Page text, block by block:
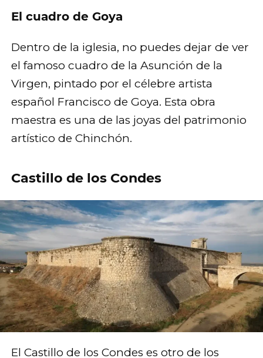
El cuadro de Goya
Dentro de la iglesia, no puedes dejar de ver
el famoso cuadro de la Asunción de la
Virgen, pintado por el célebre artista
español Francisco de Goya. Esta obra
maestra es una de las joyas del patrimonio
artístico de Chinchón.
Castillo de los Condes
El Castillo de los Condes es otro de los